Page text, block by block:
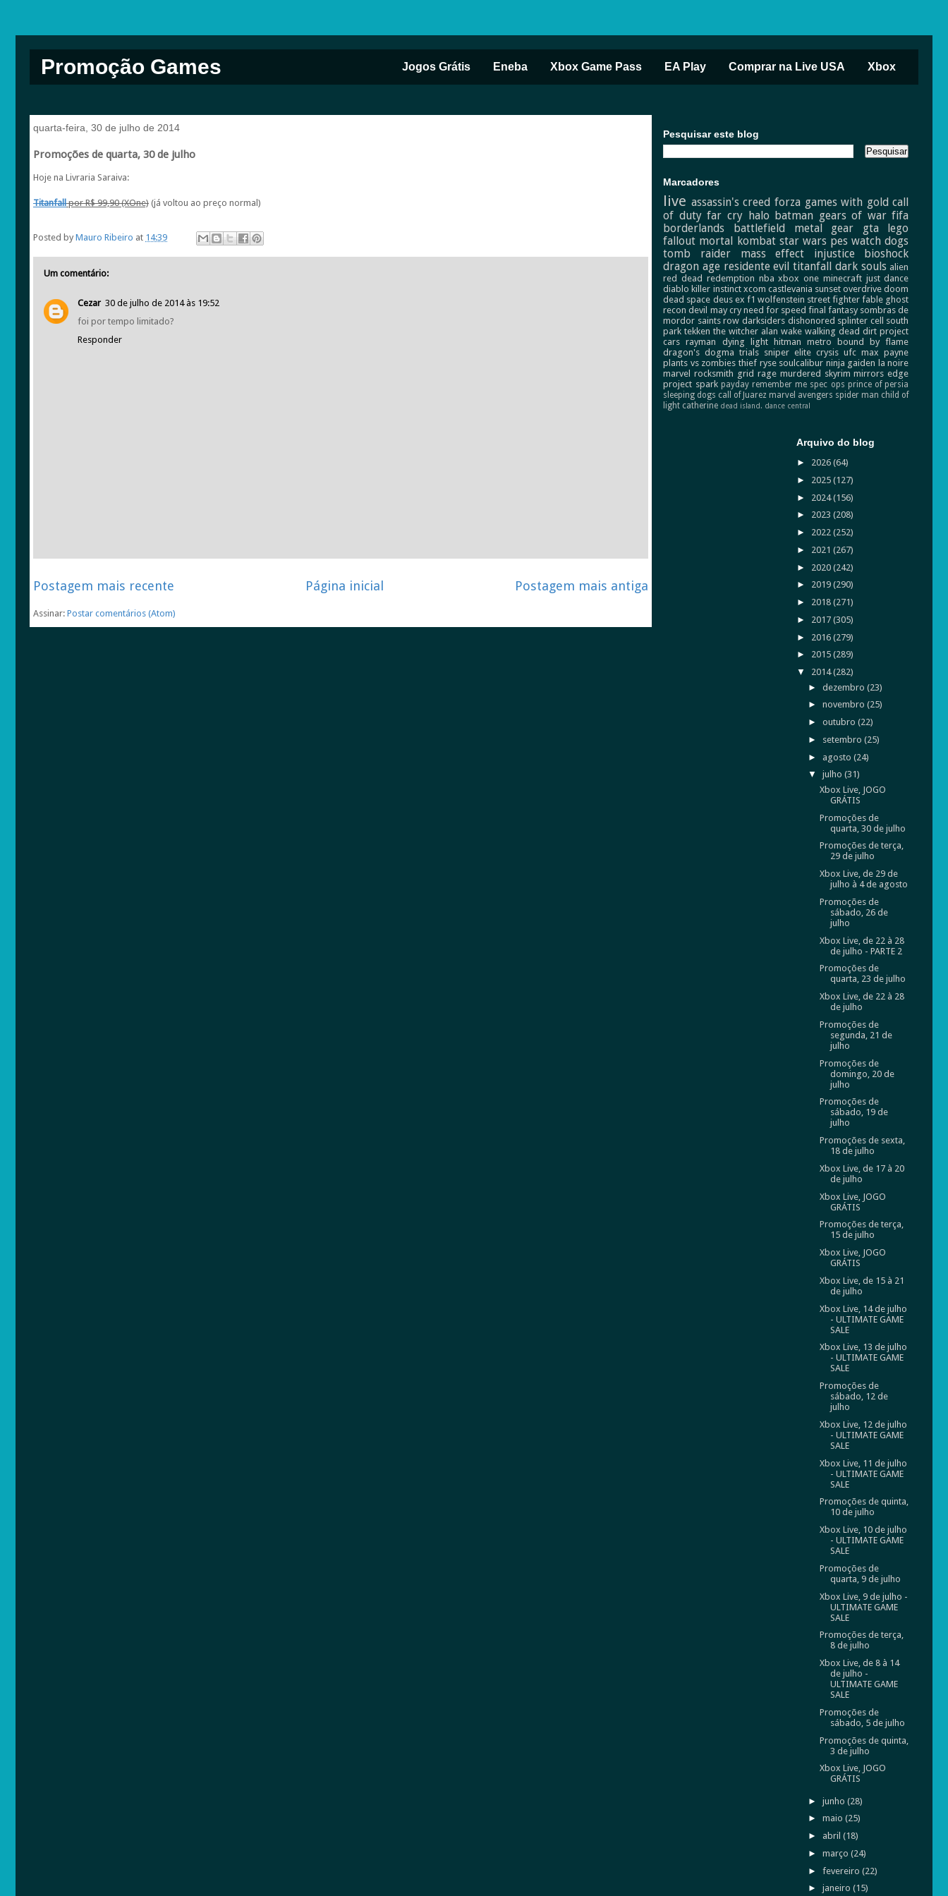
Promoção Games Jogos Grátis Eneba Xbox Game Pass EA Play Comprar na Live USA Xbox
quarta-feira, 30 de julho de 2014
Promoções de quarta, 30 de julho
Hoje na Livraria Saraiva:
Titanfallpor R$ 99,90 (XOne) (já voltou ao preço normal)
Posted by Mauro Ribeiro at 14:39
Um comentário:
Cezar 30 de julho de 2014 às 19:52
foi por tempo limitado?
Responder
Postagem mais recente Postagem mais antiga
Página inicial
Assinar: Postar comentários (Atom)
Pesquisar este blog
Marcadores
live assassin's creed forza games with gold call
of duty far cry halo batman gears of war fifa
borderlands
battlefield metal gear gta
lego
fallout mortal kombat star wars pes watch dogs
tomb raider
mass effect injustice
bioshock
dragon age residente evil titanfall dark souls alien
red dead redemption nba xbox one minecraft just dance
diablo killer instinct xcom castlevania sunset overdrive doom
dead space deus ex f1 wolfenstein street fighter fable ghost
recon devil may cry need for speed final fantasy sombras de
mordor saints row darksiders dishonored splinter cell south
park tekken the witcher alan wake walking dead dirt project
cars rayman dying light hitman metro
bound by flame
dragon's dogma trials sniper elite crysis ufc max payne
plants vs zombies thief ryse soulcalibur ninja gaiden la noire
marvel rocksmith grid rage murdered skyrim mirrors edge
project spark payday remember me spec ops prince of persia
sleeping dogs call of Juarez marvel avengers spider man child of
light catherine dead island. dance central
Arquivo do blog
► 2026(64)
► 2025(127)
► 2024(156)
► 2023(208)
► 2022(252)
► 2021(267)
► 2020(242)
► 2019(290)
► 2018(271)
► 2017(305)
► 2016(279)
► 2015(289)
▼ 2014(282)
► dezembro (23)
► novembro (25)
► outubro (22)
► setembro (25)
► agosto (24)
▼ julho (31)
Xbox Live, JOGO
GRÁTIS
Promoções de
quarta, 30 de julho
Promoções de terça,
29 de julho
Xbox Live, de 29 de
julho à 4 de agosto
Promoções de
sábado, 26 de
julho
Xbox Live, de 22 à 28
de julho - PARTE 2
Promoções de
quarta, 23 de julho
Xbox Live, de 22 à 28
de julho
Promoções de
segunda, 21 de
julho
Promoções de
domingo, 20 de
julho
Promoções de
sábado, 19 de
julho
Promoções de sexta,
18 de julho
Xbox Live, de 17 à 20
de julho
Xbox Live, JOGO
GRÁTIS
Promoções de terça,
15 de julho
Xbox Live, JOGO
GRÁTIS
Xbox Live, de 15 à 21
de julho
Xbox Live, 14 de julho
- ULTIMATE GAME
SALE
Xbox Live, 13 de julho
- ULTIMATE GAME
SALE
Promoções de
sábado, 12 de
julho
Xbox Live, 12 de julho
- ULTIMATE GAME
SALE
Xbox Live, 11 de julho
- ULTIMATE GAME
SALE
Promoções de quinta,
10 de julho
Xbox Live, 10 de julho
- ULTIMATE GAME
SALE
Promoções de
quarta, 9 de julho
Xbox Live, 9 de julho -
ULTIMATE GAME
SALE
Promoções de terça,
8 de julho
Xbox Live, de 8 à 14
de julho -
ULTIMATE GAME
SALE
Promoções de
sábado, 5 de julho
Promoções de quinta,
3 de julho
Xbox Live, JOGO
GRÁTIS
► junho (28)
► maio (25)
► abril (18)
► março (24)
► fevereiro (22)
► janeiro (15)